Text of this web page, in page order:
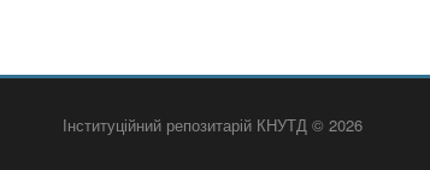
Інституційний репозитарій КНУТД © 2026